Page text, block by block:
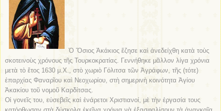
Ὁ Ὅσιος Ἀκάκιος ἔζησε καὶ ἀνεδείχθη κατὰ τοὺς
σκοτεινοὺς χρόνους τῆς Τουρκοκρατίας. Γεννήθηκε μᾶλλον λίγα χρόνια
μετὰ τὸ ἔτος 1630 μ.Χ., στὸ χωριὸ Γόλιτσα τῶν Ἀγράφων, τῆς (τότε)
ἐπαρχίας Φαναρῖου καὶ Νεοχωρίου, στὴ σημερινὴ κοινότητα Ἁγίου
Ἀκακίου τοῦ νομοῦ Καρδίτσας.
Οἱ γονεῖς του, εὐσεβεῖς καὶ ἐνάρετοι Χριστιανοί, μὲ τὴν ἐργασία τους